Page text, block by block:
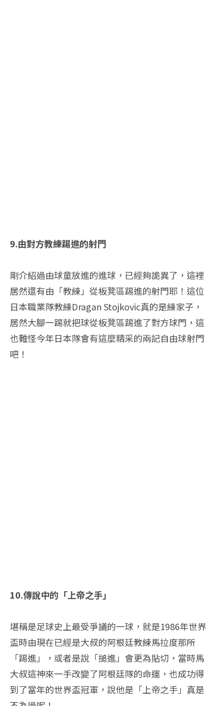
9.由對方教練踢進的射門
剛介紹過由球童放進的進球，已經夠詭異了，這裡
居然還有由「教練」從板凳區踢進的射門耶！這位
日本職業隊教練Dragan Stojkovic真的是練家子，
居然大腳一踢就把球從板凳區踢進了對方球門，這
也難怪今年日本隊會有這麼精采的兩記自由球射門
吧！
10.傳說中的「上帝之手」
堪稱是足球史上最受爭議的一球，就是1986年世界
盃時由現在已經是大叔的阿根廷教練馬拉度那所
「踢進」，或者是說「搥進」會更為貼切，當時馬
大叔這神來一手改變了阿根廷隊的命運，也成功得
到了當年的世界盃冠軍，說他是「上帝之手」真是